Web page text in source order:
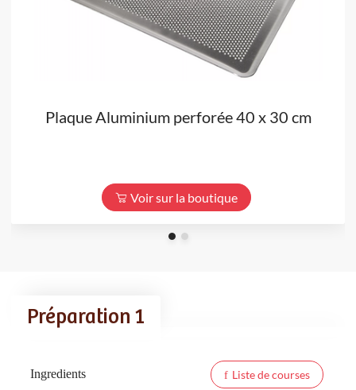
Plaque Aluminium perforée 40 x 30 cm
Voir sur la boutique
Préparation 1
Ingredients Liste de courses